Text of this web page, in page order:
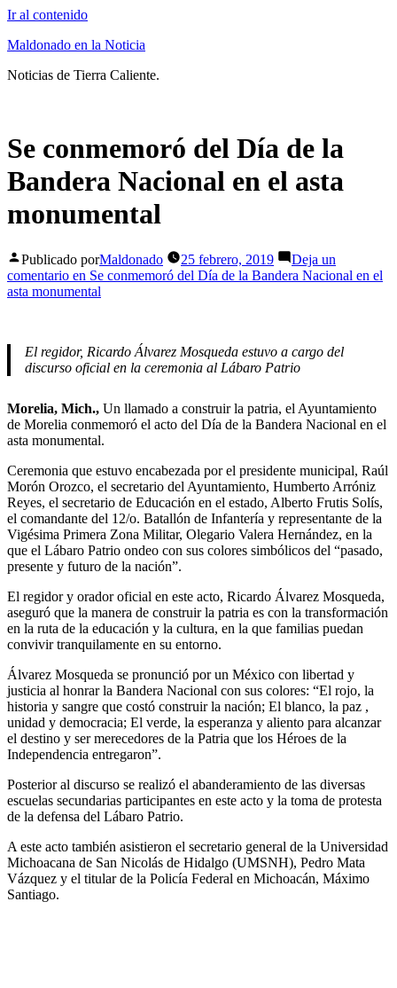
Ir al contenido
Maldonado en la Noticia
Noticias de Tierra Caliente.
Se conmemoró del Día de la
Bandera Nacional en el asta
monumental
Publicado porMaldonado 25 febrero, 2019
Deja un
comentario en Se conmemoró del Día de la Bandera Nacional en el
asta monumental
El regidor, Ricardo Álvarez Mosqueda estuvo a cargo del
discurso oficial en la ceremonia al Lábaro Patrio
Morelia, Mich., Un llamado a construir la patria, el Ayuntamiento
de Morelia conmemoró el acto del Día de la Bandera Nacional en el
asta monumental.
Ceremonia que estuvo encabezada por el presidente municipal, Raúl
Morón Orozco, el secretario del Ayuntamiento, Humberto Arróniz
Reyes, el secretario de Educación en el estado, Alberto Frutis Solís,
el comandante del 12/o. Batallón de Infantería y representante de la
Vigésima Primera Zona Militar, Olegario Valera Hernández, en la
que el Lábaro Patrio ondeo con sus colores simbólicos del “pasado,
presente y futuro de la nación”.
El regidor y orador oficial en este acto, Ricardo Álvarez Mosqueda,
aseguró que la manera de construir la patria es con la transformación
en la ruta de la educación y la cultura, en la que familias puedan
convivir tranquilamente en su entorno.
Álvarez Mosqueda se pronunció por un México con libertad y
justicia al honrar la Bandera Nacional con sus colores: “El rojo, la
historia y sangre que costó construir la nación; El blanco, la paz ,
unidad y democracia; El verde, la esperanza y aliento para alcanzar
el destino y ser merecedores de la Patria que los Héroes de la
Independencia entregaron”.
Posterior al discurso se realizó el abanderamiento de las diversas
escuelas secundarias participantes en este acto y la toma de protesta
de la defensa del Lábaro Patrio.
A este acto también asistieron el secretario general de la Universidad
Michoacana de San Nicolás de Hidalgo (UMSNH), Pedro Mata
Vázquez y el titular de la Policía Federal en Michoacán, Máximo
Santiago.